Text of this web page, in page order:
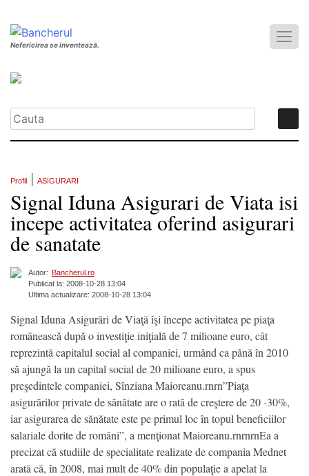
Nefericirea se inventează.
Profil ASIGURARI
Signal Iduna Asigurari de Viata isi
incepe activitatea oferind asigurari
de sanatate
Autor: Bancherul.ro
Publicat la: 2008-10-28 13:04
Ultima actualizare: 2008-10-28 13:04
Signal Iduna Asigurări de Viaţă îşi începe activitatea pe piaţa
românească după o investiţie iniţială de 7 milioane euro, cât
reprezintă capitalul social al companiei, urmând ca până în 2010
să ajungă la un capital social de 20 milioane euro, a spus
preşedintele companiei, Sînziana Maioreanu.rnrn”Piaţa
asigurărilor private de sănătate are o rată de creştere de 20 -30%,
iar asigurarea de sănătate este pe primul loc în topul beneficiilor
salariale dorite de români”, a menţionat Maioreanu.rnrnrnEa a
precizat că studiile de specialitate realizate de compania Mednet
arată că, în 2008, mai mult de 40% din populaţie a apelat la